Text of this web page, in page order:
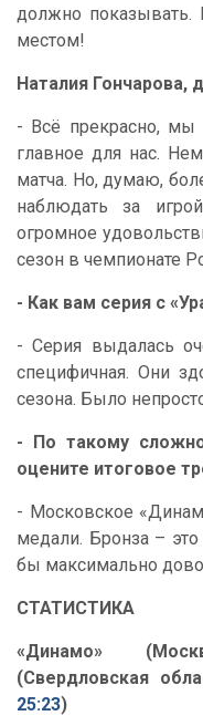
должно показывать.
местом!
Наталия Гончарова,
- Всё прекрасно, мы
главное для нас.
матча. Но, думаю,
наблюдать за
огромное
сезон в чемпионате
- Как вам серия с
- Серия выдалась
специфичная. Они
сезона. Было
- По такому
оцените итоговое
- Московское
медали. Бронза –
бы максимально
СТАТИСТИКА
«Динамо»
(Свердловская
25:23)